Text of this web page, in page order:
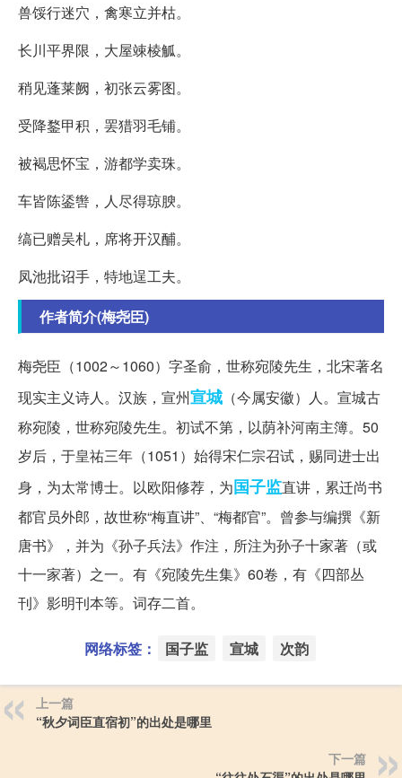
兽馁行迷穴，禽寒立并枯。
长川平界限，大屋竦棱觚。
稍见蓬莱阙，初张云雾图。
受降鍪甲积，罢猎羽毛铺。
被褐思怀宝，游都学卖珠。
车皆陈鋈辔，人尽得琼腴。
缟已赠吴札，席将开汉酺。
凤池批诏手，特地逞工夫。
作者简介(梅尧臣)
梅尧臣（1002～1060）字圣俞，世称宛陵先生，北宋著名
现实主义诗人。汉族，宣州宣城 （今属安徽）人。宣城古
称宛陵，世称宛陵先生。初试不第，以荫补河南主簿。50
岁后，于皇祐三年（1051）始得宋仁宗召试，赐同进士出
身，为太常博士。以欧阳修荐，为国子监直讲，累迁尚书
都官员外郎，故世称“梅直讲”、“梅都官”。曾参与编撰《新
唐书》，并为《孙子兵法》作注，所注为孙子十家著（或
十一家著）之一。有《宛陵先生集》60卷，有《四部丛
刊》影明刊本等。词存二首。
网络标签： 国子监 宣城 次韵
上一篇
“秋夕词臣直宿初”的出处是哪里
下一篇